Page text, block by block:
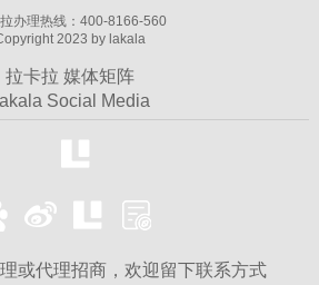
办理热线：400-8166-560
2023 by lakala
拉卡拉 媒体矩阵
Social Media
或代理招商，欢迎留下联系方式